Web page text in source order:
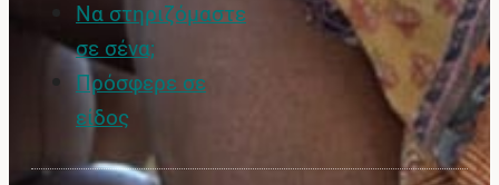
Να στηριζόμαστε
σε σένα;
Πρόσφερε σε
είδος